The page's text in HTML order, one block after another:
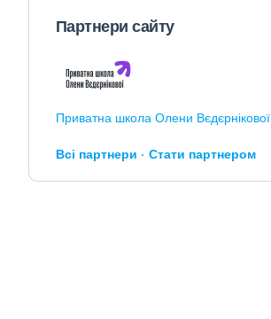
Партнери сайту
Приватна школа Олени Вєдєрнікової
Всі партнери Стати партнером